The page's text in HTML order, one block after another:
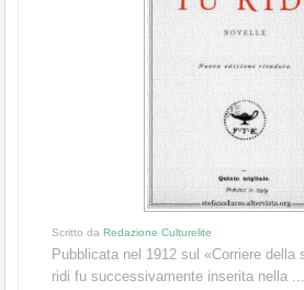
Scritto da Redazione Culturelite
Pubblicata nel 1912 sul «Corriere della
ridi fu successivamente inserita nella ...